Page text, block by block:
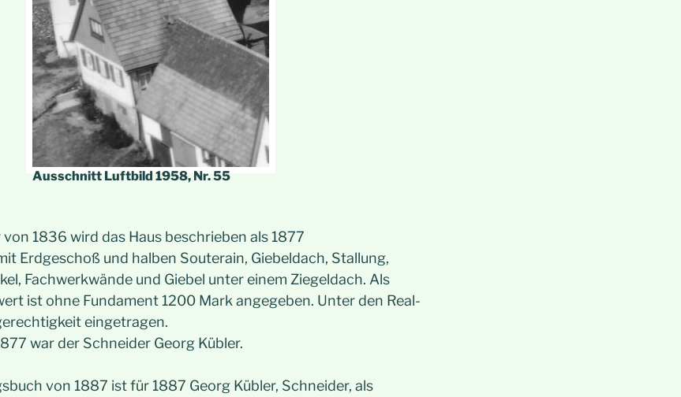
Ausschnitt Luftbild 1958, Nr. 55
1836 wird das Haus beschrieben als 1877
Erdgeschoß und halben Souterain, Giebeldach, Stallung,
Fachwerkwände und Giebel unter einem Ziegeldach. Als
ist ohne Fundament 1200 Mark angegeben. Unter den Real-
eingetragen.
war der Schneider Georg Kübler.
von 1887 ist für 1887 Georg Kübler, Schneider, als